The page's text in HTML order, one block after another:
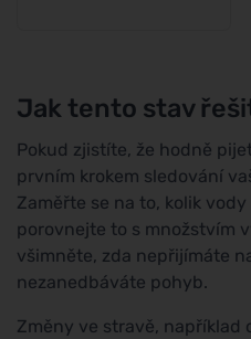
Jak tento stav
Pokud zjistíte, že hodně
prvním krokem sledování
Zaměřte se na to, kolik
porovnejte to s množstvím
všimněte, zda nepřijímáte
nezanedbáváte pohyb.
Změny ve stravě, například